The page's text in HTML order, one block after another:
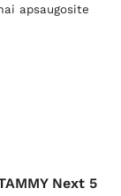
apsaugosite
Next 5